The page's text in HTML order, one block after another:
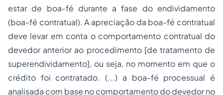
estar de boa-fé durante a fase do endividamento
(boa-fé contratual). A apreciação da boa-fé contratual
deve levar em conta o comportamento contratual do
devedor anterior ao procedimento [de tratamento de
superendividamento], ou seja, no momento em que o
crédito foi contratado. (...) a boa-fé processual é
analisada com base no comportamento do devedor no